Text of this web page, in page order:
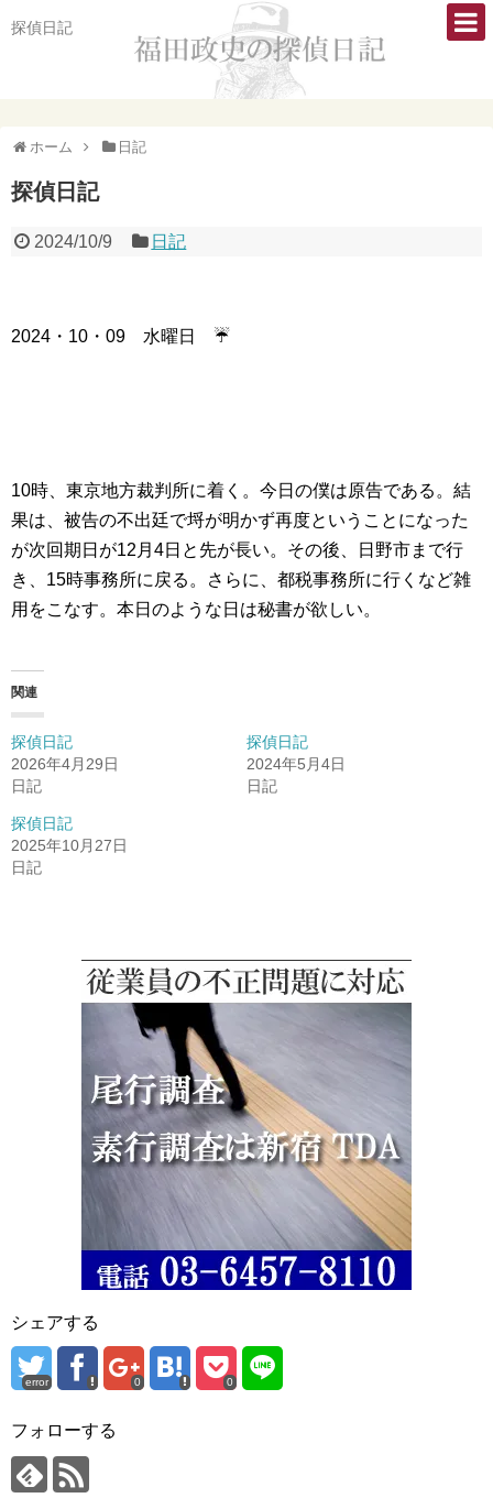
探偵日記
ホーム 日記
探偵日記
2024/10/9 日記
2024・10・09 水曜日 ☔
10時、東京地方裁判所に着く。今日の僕は原告である。結
果は、被告の不出廷で埒が明かず再度ということになった
が次回期日が12月4日と先が長い。その後、日野市まで行
き、15時事務所に戻る。さらに、都税事務所に行くなど雑
用をこなす。本日のような日は秘書が欲しい。
関連
探偵日記
2026年4月29日
日記
探偵日記
2024年5月4日
日記
探偵日記
2025年10月27日
日記
シェアする
error 0 0
フォローする